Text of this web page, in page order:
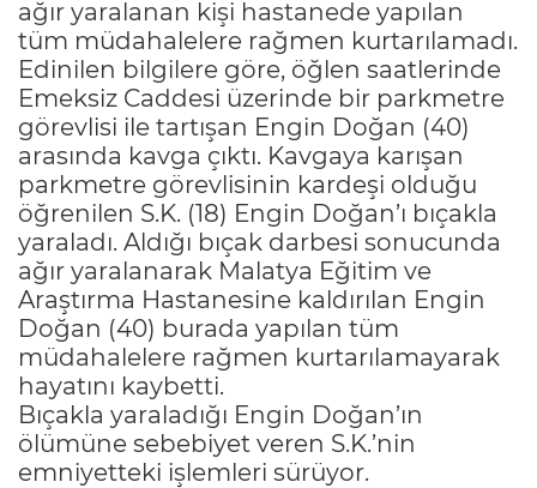
ağır yaralanan kişi hastanede yapılan
tüm müdahalelere rağmen kurtarılamadı.
Edinilen bilgilere göre, öğlen saatlerinde
Emeksiz Caddesi üzerinde bir parkmetre
görevlisi ile tartışan Engin Doğan (40)
arasında kavga çıktı. Kavgaya karışan
parkmetre görevlisinin kardeşi olduğu
öğrenilen S.K. (18) Engin Doğan’ı bıçakla
yaraladı. Aldığı bıçak darbesi sonucunda
ağır yaralanarak Malatya Eğitim ve
Araştırma Hastanesine kaldırılan Engin
Doğan (40) burada yapılan tüm
müdahalelere rağmen kurtarılamayarak
hayatını kaybetti.
Bıçakla yaraladığı Engin Doğan’ın
ölümüne sebebiyet veren S.K.’nin
emniyetteki işlemleri sürüyor.